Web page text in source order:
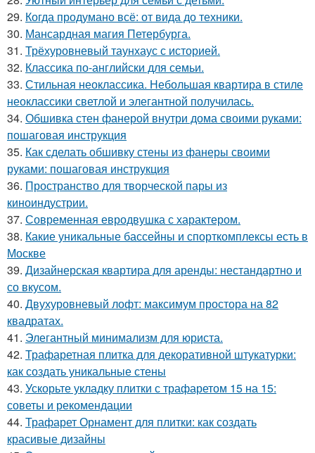
29. Когда продумано всё: от вида до техники.
30. Мансардная магия Петербурга.
31. Трёхуровневый таунхаус с историей.
32. Классика по-английски для семьи.
33. Стильная неоклассика. Небольшая квартира в стиле
неоклассики светлой и элегантной получилась.
34. Обшивка стен фанерой внутри дома своими руками:
пошаговая инструкция
35. Как сделать обшивку стены из фанеры своими
руками: пошаговая инструкция
36. Пространство для творческой пары из
киноиндустрии.
37. Современная евродвушка с характером.
38. Какие уникальные бассейны и спорткомплексы есть в
Москве
39. Дизайнерская квартира для аренды: нестандартно и
со вкусом.
40. Двухуровневый лофт: максимум простора на 82
квадратах.
41. Элегантный минимализм для юриста.
42. Трафаретная плитка для декоративной штукатурки:
как создать уникальные стены
43. Ускорьте укладку плитки с трафаретом 15 на 15:
советы и рекомендации
44. Трафарет Орнамент для плитки: как создать
красивые дизайны